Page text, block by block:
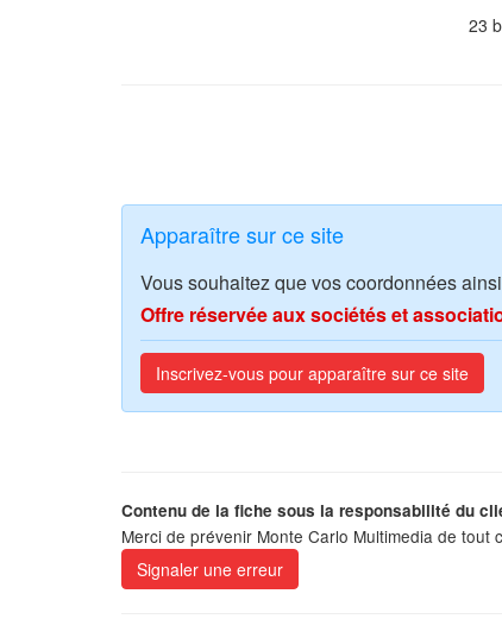
23
Apparaître sur ce site
Vous souhaitez que vos coordonnées
Offre réservée aux sociétés et
Inscrivez-vous pour apparaître sur ce site
Contenu de la fiche sous la responsabilité du
Merci de prévenir Monte Carlo Multimedia de
Signaler une erreur